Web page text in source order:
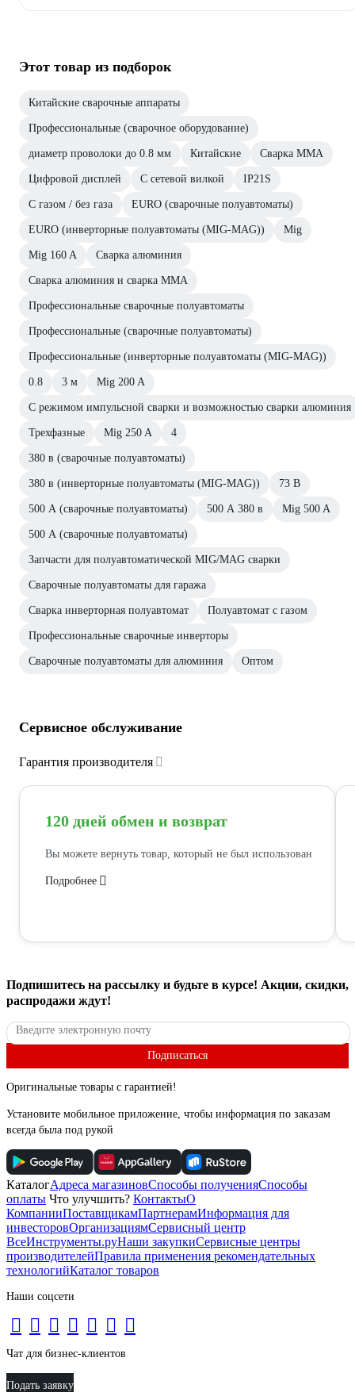
Этот товар из подборок
Китайские сварочные аппараты
Профессиональные (сварочное оборудование)
диаметр проволоки до 0.8 мм Китайские Сварка ММА
Цифровой дисплей С сетевой вилкой IP21S
С газом / без газа EURO (сварочные полуавтоматы)
EURO (инверторные полуавтоматы (MIG-MAG)) Mig
Mig 160 A Сварка алюминия
Сварка алюминия и сварка ММА
Профессиональные сварочные полуавтоматы
Профессиональные (сварочные полуавтоматы)
Профессиональные (инверторные полуавтоматы (MIG-MAG))
0.8 3 м Mig 200 A
С режимом импульсной сварки и возможностью сварки алюминия
Трехфазные Mig 250 A 4
380 в (сварочные полуавтоматы)
380 в (инверторные полуавтоматы (MIG-MAG)) 73 В
500 А (сварочные полуавтоматы) 500 А 380 в Mig 500 A
500 А (сварочные полуавтоматы)
Запчасти для полуавтоматической MIG/MAG сварки
Сварочные полуавтоматы для гаража
Сварка инверторная полуавтомат Полуавтомат с газом
Профессиональные сварочные инверторы
Сварочные полуавтоматы для алюминия Оптом
Сервисное обслуживание
Гарантия производителя
120 дней обмен и возврат
Вы можете вернуть товар, который не был использован
Подробнее
Подпишитесь на рассылку и будьте в курсе! Акции, скидки,
распродажи ждут!
Подписаться
Оригинальные товары с гарантией!
Установите мобильное приложение, чтобы информация по заказам
всегда была под рукой
КаталогАдреса магазиновСпособы полученияСпособы
оплаты Что улучшить? КонтактыО
КомпанииПоставщикамПартнерамИнформация для
инвесторовОрганизациямСервисный центр
ВсеИнструменты.руНаши закупкиСервисные центры
производителейПравила применения рекомендательных
технологийКаталог товаров
Наши соцсети
Чат для бизнес-клиентов
Подать заявку